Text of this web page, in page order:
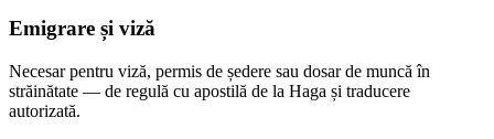
Emigrare și viză
Necesar pentru viză, permis de ședere sau dosar de muncă în
străinătate — de regulă cu apostilă de la Haga și traducere
autorizată.